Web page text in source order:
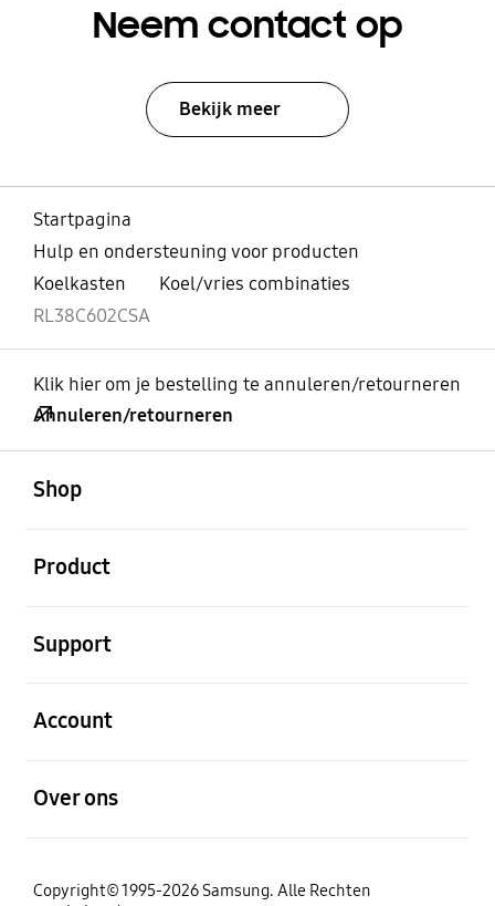
Neem contact op
Bekijk meer
Startpagina
Hulp en ondersteuning voor producten
Koelkasten
Koel/vries combinaties
RL38C602CSA
Klik hier om je bestelling te annuleren/retourneren
Annuleren/retourneren
Shop
Product
Support
Account
Over ons
Copyright© 1995-2026 Samsung. Alle Rechten